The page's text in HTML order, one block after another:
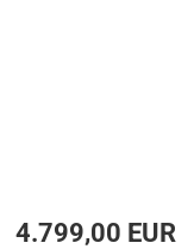
4.799,00 EUR